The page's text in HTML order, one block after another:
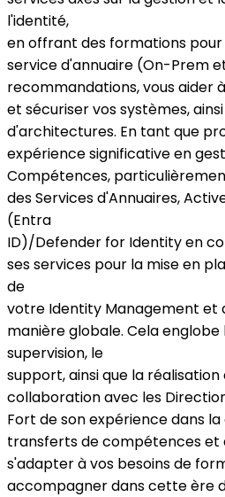
l'identité,
en offrant des formations
service d'annuaire (On-Prem
recommandations, vous aider
et sécuriser vos systèmes,
d'architectures. En tant que
expérience significative en
Compétences,
des Services d'Annuaires,
(Entra
ID)/Defender for Identity en
ses services pour la mise en
de
votre Identity Management et
manière globale. Cela
supervision, le
support, ainsi que la
collaboration avec les
Fort de son expérience dans
transferts de compétences et
s'adapter à vos besoins de
accompagner dans cette ère